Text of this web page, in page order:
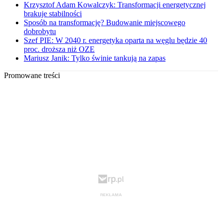
Krzysztof Adam Kowalczyk: Transformacji energetycznej
brakuje stabilności
Sposób na transformację? Budowanie miejscowego
dobrobytu
Szef PIE: W 2040 r. energetyka oparta na węglu będzie 40
proc. droższa niż OZE
Mariusz Janik: Tylko świnie tankują na zapas
Promowane treści